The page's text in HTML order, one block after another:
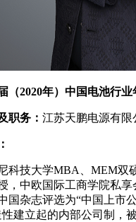
（2020年）中国电池行业
职务： 江苏天鹏电源有限
科技大学MBA、MEM双
，中欧国际工商学院私享
国杂志评选为“中国上市
建立起的内部公司制，